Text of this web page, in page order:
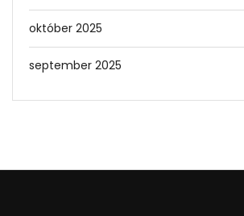
október 2025
september 2025